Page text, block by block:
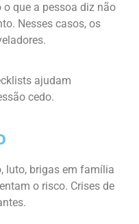
o que a pessoa diz não
Nesses casos, os
ajudam
cedo.
luto, brigas em família
o risco. Crises de